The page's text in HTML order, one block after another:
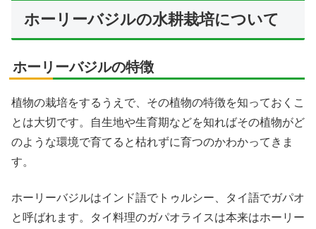
ホーリーバジルの水耕栽培について
ホーリーバジルの特徴
植物の栽培をするうえで、その植物の特徴を知っておくこ
とは大切です。自生地や生育期などを知ればその植物がど
のような環境で育てると枯れずに育つのかわかってきま
す。
ホーリーバジルはインド語でトゥルシー、タイ語でガパオ
と呼ばれます。タイ料理のガパオライスは本来はホーリー